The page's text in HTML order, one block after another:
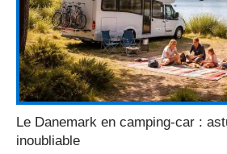
Le Danemark en camping-car :
inoubliable